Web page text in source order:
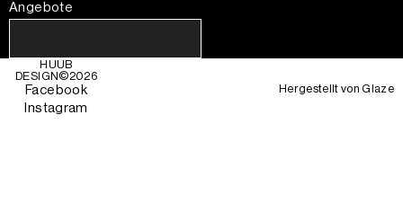
Angebote
HUUB
DESIGN©2026
Facebook
Instagram
Hergestellt vonGlaze